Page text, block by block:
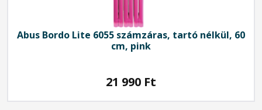
Abus Bordo Lite 6055 számzáras, tartó nélkül, 60
cm, pink
21 990 Ft